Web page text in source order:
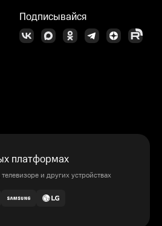
Подписывайся
платформах
и других устройствах